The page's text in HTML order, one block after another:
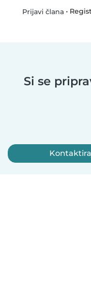
Prijavi člana•
Si se